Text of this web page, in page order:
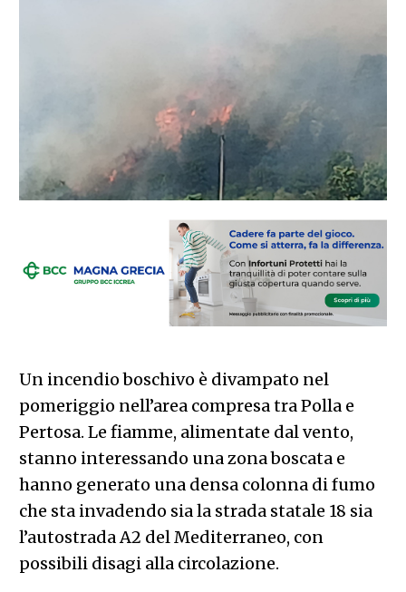
Un incendio boschivo è divampato nel
pomeriggio nell’area compresa tra Polla e
Pertosa. Le fiamme, alimentate dal vento,
stanno interessando una zona boscata e
hanno generato una densa colonna di fumo
che sta invadendo sia la strada statale 18 sia
l’autostrada A2 del Mediterraneo, con
possibili disagi alla circolazione.